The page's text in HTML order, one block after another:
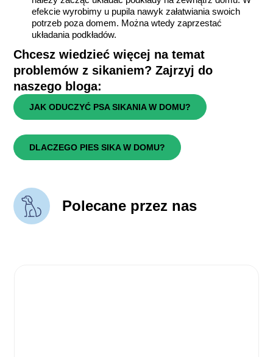
efekcie wyrobimy u pupila nawyk załatwiania swoich
potrzeb poza domem. Można wtedy zaprzestać
układania podkładów.
Chcesz wiedzieć więcej na temat
problemów z sikaniem? Zajrzyj do
naszego bloga:
JAK ODUCZYĆ PSA SIKANIA W DOMU?
DLACZEGO PIES SIKA W DOMU?
Polecane przez nas